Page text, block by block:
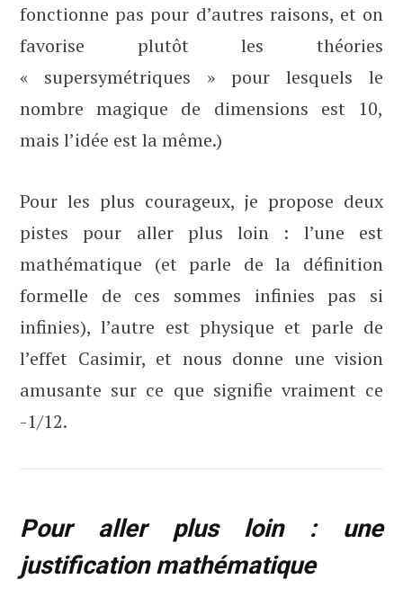
fonctionne pas pour d’autres raisons, et on
favorise plutôt les théories
« supersymétriques » pour lesquels le
nombre magique de dimensions est 10,
mais l’idée est la même.)
Pour les plus courageux, je propose deux
pistes pour aller plus loin : l’une est
mathématique (et parle de la définition
formelle de ces sommes infinies pas si
infinies), l’autre est physique et parle de
l’effet Casimir, et nous donne une vision
amusante sur ce que signifie vraiment ce
-1/12.
Pour aller plus loin : une
justification mathématique